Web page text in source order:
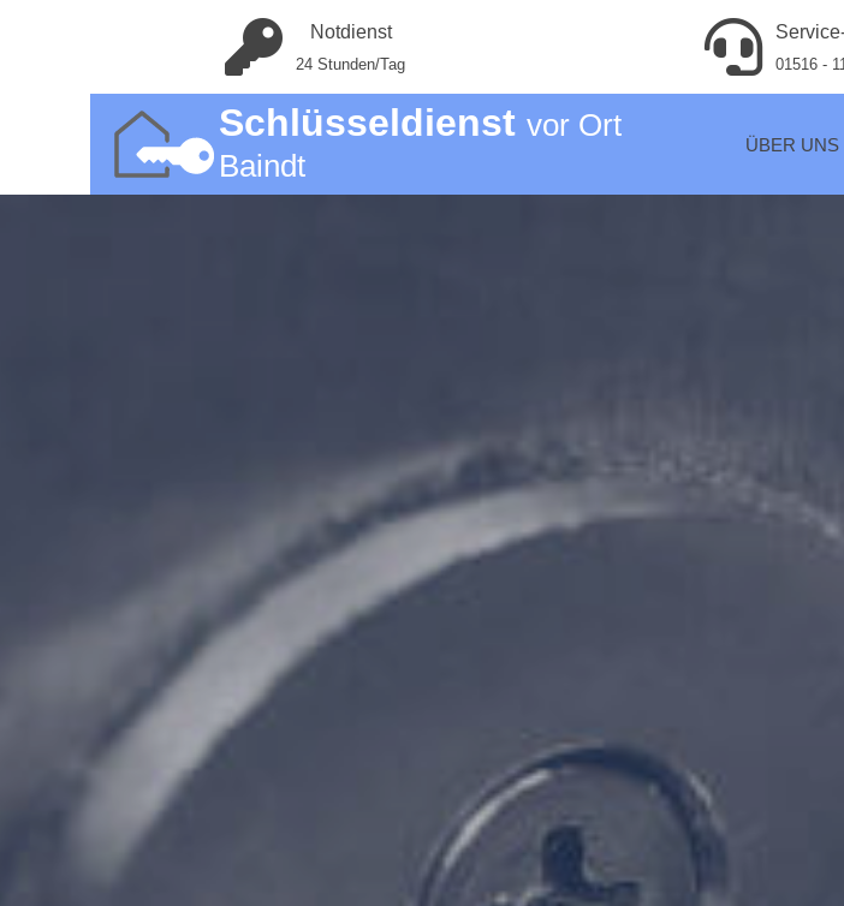
Notdienst
24 Stunden/Tag 01516 -
Schlüsseldienst vor Ort
Baindt
ÜBER UNS